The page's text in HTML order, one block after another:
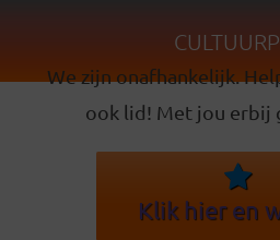
We zijn onafhankelijk.
ook lid! Met jou erbij
Klik hier en